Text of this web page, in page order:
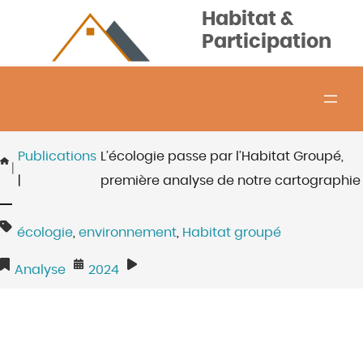
contenu
Habitat &
Participation
Publications
L’écologie passe par l’Habitat Groupé,
première analyse de notre cartographie
écologie environnement Habitat groupé
Analyse 2024